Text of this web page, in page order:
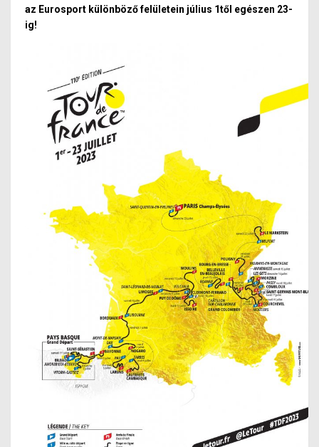
az Eurosport különböző felületein július 1től egészen 23-
ig!